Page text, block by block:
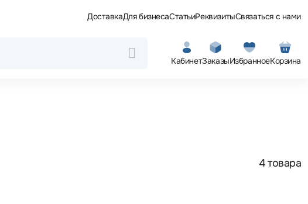
ДоставкаДля бизнесаСтатьиРеквизитыСвязаться с нами
КабинетЗаказыИзбранноеКорзина
4 товара